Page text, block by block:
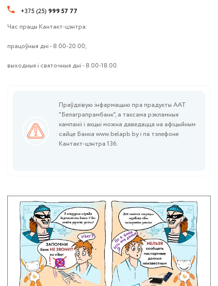
+375 (25) 999 57 77
Час працы Кантакт-цэнтра:
працоўныя дні - 8.00-20.00;
выходныя і святочныя дні - 8.00-18.00.
Праўдзівую інфармацыю пра прадукты ААТ
"Белаграпрамбанк", а таксама рэкламныя
кампаніі і акцыі можна даведацца на афіцыйным
сайце Банка www.belapb.by і па тэлефоне
Кантакт-цэнтра 136.